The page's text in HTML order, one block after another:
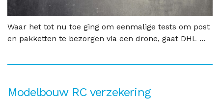
Waar het tot nu toe ging om eenmalige tests om post
en pakketten te bezorgen via een drone, gaat DHL ...
Modelbouw RC verzekering